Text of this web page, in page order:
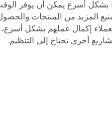
بشكل أسرع يمكن أن يوفر
المزيد من المنتجات
إكمال عملهم بشكل
أخرى تحتاج إلى التنظيم.